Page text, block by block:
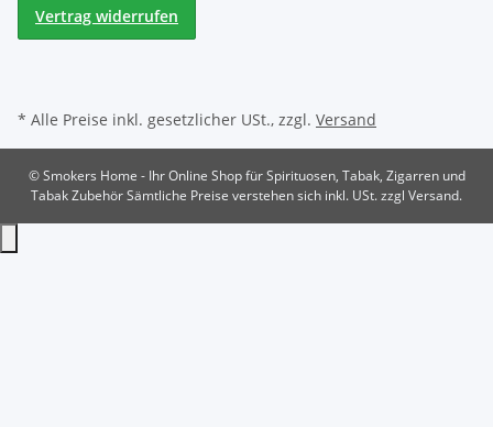
Vertrag widerrufen
* Alle Preise inkl. gesetzlicher USt., zzgl. Versand
© Smokers Home - Ihr Online Shop für Spirituosen, Tabak, Zigarren und
Tabak ZubehörSämtliche Preise verstehen sich inkl. USt. zzgl Versand.